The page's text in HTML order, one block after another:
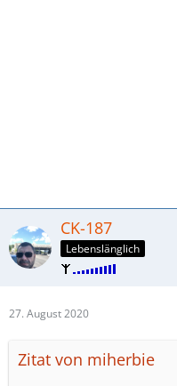
CK-187
Lebenslänglich
27. August 2020
Zitat von miherbie